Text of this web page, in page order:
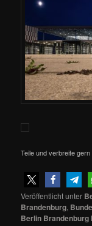
Teile und verbreite
Veröffentlicht unter
Brandenburg,
Berlin Brandenburg